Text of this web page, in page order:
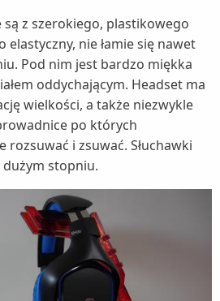
są z szerokiego, plastikowego
elastyczny, nie łamie się nawet
Pod nim jest bardzo miękka
oddychającym. Headset ma
wielkości, a także niezwykle
po których
rozsuwać i zsuwać. Słuchawki
stopniu.